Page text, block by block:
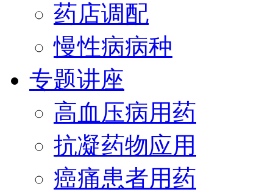
药店调配
慢性病病种
专题讲座
高血压病用药
抗凝药物应用
癌痛患者用药